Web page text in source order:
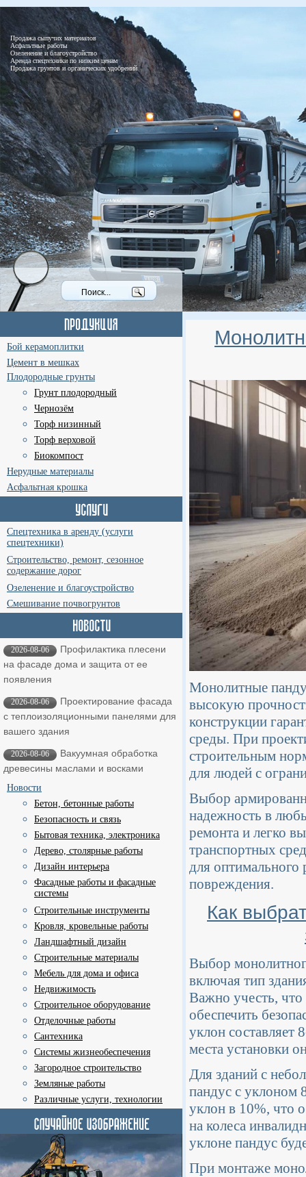
Продажа сыпучих материалов
Асфальтные работы
Озеленение и благоустройство
Аренда спецтехники по низким ценам
Продажа грунтов и органических удобрений
Бой керамоплитки
Цемент в мешках
Плодородные грунты
Грунт плодородный
Чернозём
Торф низинный
Торф верховой
Биокомпост
Нерудные материалы
Асфальтная крошка
Спецтехника в аренду (услуги
спецтехники)
Строительство, ремонт, сезонное
содержание дорог
Озеленение и благоустройство
Смешивание почвогрунтов
2026-08-06
Профилактика плесени
на фасаде дома и защита от ее
появления
2026-08-06
Проектирование фасада
с теплоизоляционными панелями для
вашего здания
2026-08-06
Вакуумная обработка
древесины маслами и восками
Новости
Бетон, бетонные работы
Безопасность и связь
Бытовая техника, электроника
Дерево, столярные работы
Дизайн интерьера
Фасадные работы и фасадные
системы
Строительные инструменты
Кровля, кровельные работы
Ландшафтный дизайн
Строительные материалы
Мебель для дома и офиса
Недвижимость
Строительное оборудование
Отделочные работы
Сантехника
Системы жизнеобеспечения
Загородное строительство
Земляные работы
Различные услуги, технологии
Монолитные
высокую
конструкции
среды. При
строительным
для людей с
Выбор
надежность в
ремонта и легко
транспортных
для оптимального
повреждения.
Как
Выбор
включая тип
Важно учесть,
обеспечить
уклон составляет
места установки
Для зданий с
пандус с уклоном
уклон в 10%, что
на колеса
уклоне пандус
При монтаже